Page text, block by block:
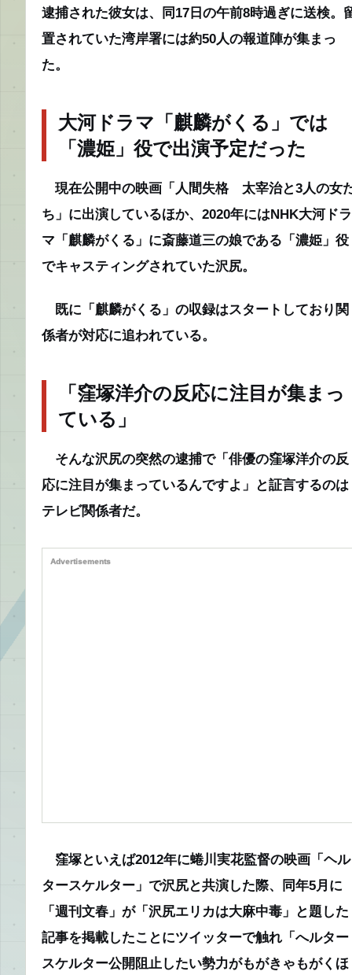
逮捕された彼女は、同17日の午前8時過ぎに送検。
置されていた湾岸署には約50人の報道陣が集まっ
た。
大河ドラマ「麒麟がくる」では
「濃姫」役で出演予定だった
現在公開中の映画「人間失格 太宰治と3人の女
ち」に出演しているほか、2020年にはNHK大河ドラ
マ「麒麟がくる」に斎藤道三の娘である「濃姫」役
でキャスティングされていた沢尻。
既に「麒麟がくる」の収録はスタートしており関
係者が対応に追われている。
「窪塚洋介の反応に注目が集まっ
ている」
そんな沢尻の突然の逮捕で「俳優の窪塚洋介の反
応に注目が集まっているんですよ」
と証言するのは
テレビ関係者だ。
Advertisements
窪塚といえば2012年に蜷川実花監督の映画「ヘル
タースケルター」で沢尻と共演した際、同年5月に
「週刊文春」が「沢尻エリカは大麻中毒」と題した
記事を掲載したことにツイッターで触れ「へルター
スケルター公開阻止したい勢力がもがきゃもがくほ